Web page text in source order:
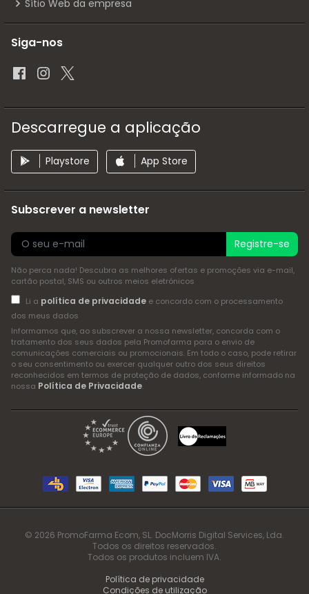
Sítio Web da empresa
Siga-nos
Descarregue a aplicação
Playstore App Store
Subscrever a newsletter
Registre-se
Não perca nada! Descubra as melhores ofertas e promoções via e-mail,
cartão postal, SMS ou outros meios eletrónicos
Li a política de privacidadee concordo com o processamento
dos meus dados
Informamos que, ao subscrever a nossa newsletter, concorda com o
tratamento dos seus dados pela Promofarma para o envio de
comunicações comerciais ou promocionais. Em todo o caso, pode retirar
o seu consentimento ou exercer qualquer outro dos seus direitos
reconhecidos em termos de proteção de dados, conforme informado na
nossa Política de Privacidade.
© 2026 PromoFarma Ecom, SL. DocMorris Digital Services, Lda.
Todos os direitos reservados.
Todos os produtos incluem IVA.
Política de privacidade
Condições de utilização